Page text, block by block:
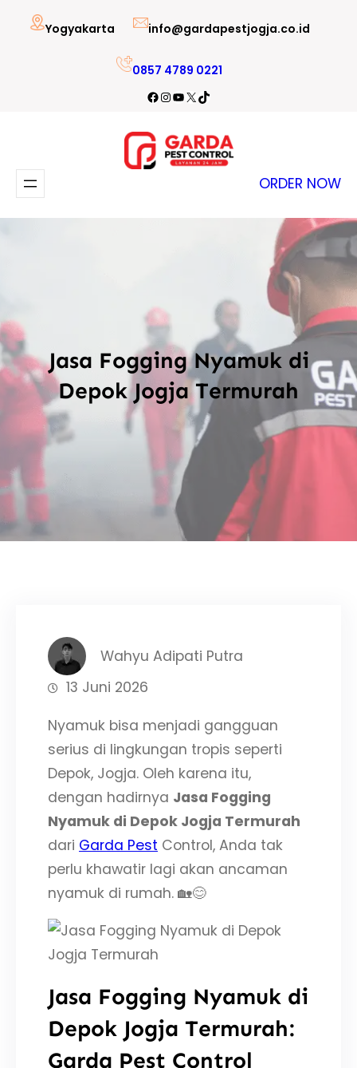
Lewati
Yogyakarta info@gardapestjogja.co.id
0857 4789 0221
Facebook
Instagram
YouTube
X TikTok
ORDER NOW
Jasa Fogging Nyamuk di
Depok Jogja Termurah
Wahyu Adipati Putra
13 Juni 2026
Nyamuk bisa menjadi gangguan
serius di lingkungan tropis seperti
Depok, Jogja. Oleh karena itu,
dengan hadirnya Jasa Fogging
Nyamuk di Depok Jogja Termurah
dari Garda Pest Control, Anda tak
perlu khawatir lagi akan ancaman
nyamuk di rumah. 🏡😊
Jasa Fogging Nyamuk di
Depok Jogja Termurah:
Garda Pest Control